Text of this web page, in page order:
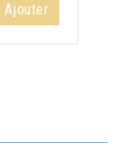
Ajouter